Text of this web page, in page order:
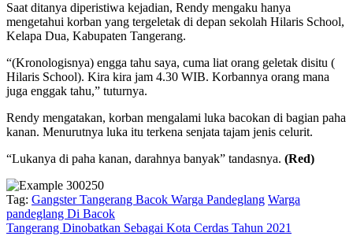
Saat ditanya diperistiwa kejadian, Rendy mengaku hanya
mengetahui korban yang tergeletak di depan sekolah Hilaris School,
Kelapa Dua, Kabupaten Tangerang.
“(Kronologisnya) engga tahu saya, cuma liat orang geletak disitu (
Hilaris School). Kira kira jam 4.30 WIB. Korbannya orang mana
juga enggak tahu,” tuturnya.
Rendy mengatakan, korban mengalami luka bacokan di bagian paha
kanan. Menurutnya luka itu terkena senjata tajam jenis celurit.
“Lukanya di paha kanan, darahnya banyak” tandasnya. (Red)
Tag: Gangster Tangerang Bacok Warga Pandeglang Warga
pandeglang Di Bacok
Tangerang Dinobatkan Sebagai Kota Cerdas Tahun 2021